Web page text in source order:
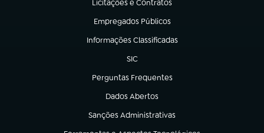
Licitações e Contratos
(abre em nova aba)
Empregados Públicos
(abre em nova aba)
Informações Classificadas
(abre em nova aba)
SIC
(abre em nova aba)
Perguntas Frequentes
(abre em nova aba)
Dados Abertos
(abre em nova aba)
Sanções Administrativas
(abre em nova aba)